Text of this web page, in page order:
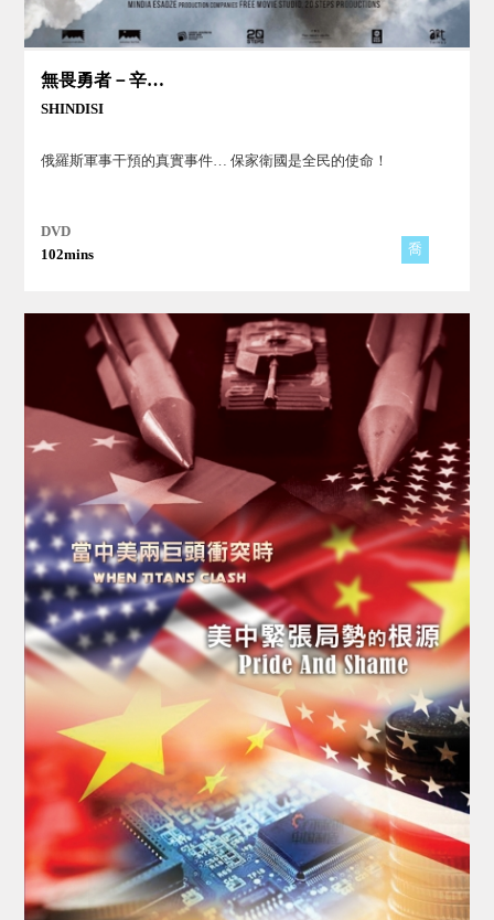
無畏勇者－辛迪斯之痛
SHINDISI
俄羅斯軍事干預的真實事件… 保家衛國是全民的使命！
DVD
102mins
喬